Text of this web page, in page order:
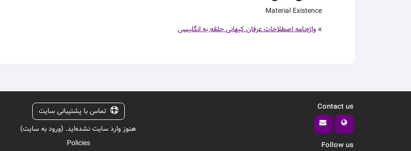
Material Existence
» واژه‌نامه اصطلاحات عرفان کیهانی حلقه به انگلیسی
Contact us
Follow us
تماس با پشتیبانی سایت
هنوز وارد سایت نشده‌اید. (ورود به سایت)
Policies